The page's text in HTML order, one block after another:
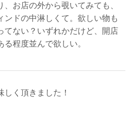
、お店の外から覗いてみても、
ンドの中淋しくて。欲しい物も
てない？いずれかだけど、開店
る程度並んで欲しい。
しく頂きました！